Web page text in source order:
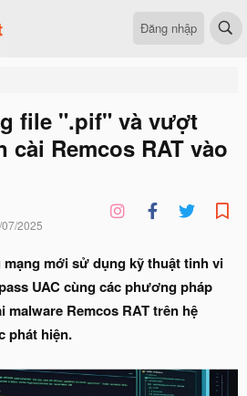
Đăng nhập
file ".pif" và vượt
cài Remcos RAT vào
2025
mới sử dụng kỹ thuật tinh vi
UAC cùng các phương pháp
Remcos RAT trên hệ
phát hiện.